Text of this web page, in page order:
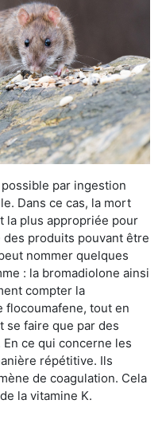
par ingestion
Dans ce cas, la mort
la plus appropriée pour
produits pouvant être
nommer quelques
: la bromadiolone ainsi
compter la
flocoumafene, tout en
se faire que par des
ce qui concerne les
répétitive. Ils
de coagulation. Cela
la vitamine K.